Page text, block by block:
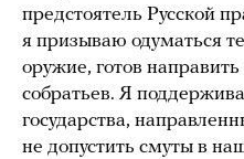
предстоятель Русской
я призываю одуматься
оружие, готов направить
собратьев. Я
государства,
не допустить смуты в